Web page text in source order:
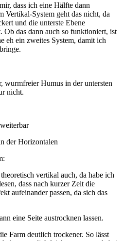
dass ich eine Hälfte dann
Vertikal-System geht das nicht, da
und die unterste Ebene
Ob das dann auch so funktioniert, ist
eh ein zweites System, damit ich
wurmfreier Humus in der untersten
nicht.
der Horizontalen
vertikal auch, da habe ich
dass nach kurzer Zeit die
aufeinander passen, da sich das
eine Seite austrocknen lassen.
Farm deutlich trockener. So lässt